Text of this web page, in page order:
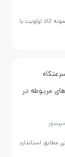
با
در